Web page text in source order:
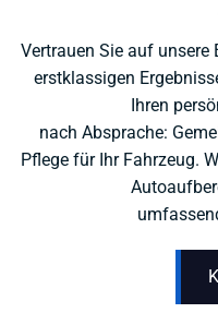
Vertrauen Sie auf unsere
erstklassigen
Ihren
nach Absprache:
Pflege für Ihr Fahrzeug.